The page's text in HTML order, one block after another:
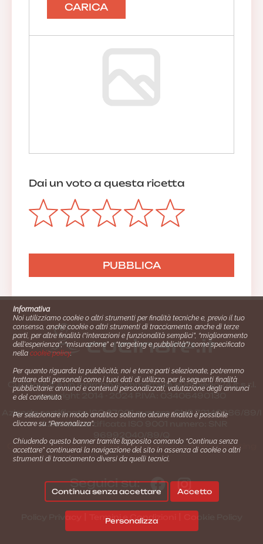
CARICA
Dai un voto a questa ricetta
Cucinare.it è un marchio commerciale di Impiego24.it s.r.l.
copyright 2014 - 2024 P.IVA: 03406490130
Azienda certiﬁcata ISO 27001 numero: SNR 73140386/89/I
- Azienda certiﬁcata ISO 9001 numero: SNR
Gestione consensi e categorie merceologiche marketing
Seguici su:
Termini e Condizioni
Informativa
Noi utilizziamo cookie o altri strumenti per finalità tecniche e, previo il tuo
consenso, anche cookie o altri strumenti di tracciamento, anche di terze
parti, per altre finalità (“interazioni e funzionalità semplici”, “miglioramento
dell'esperienza”, “misurazione” e “targeting e pubblicità”) come specificato
nellacookie policy.
Per quanto riguarda la pubblicità, noi e terze parti selezionate, potremmo
trattare dati personali come i tuoi dati di utilizzo, per le seguenti finalità
pubblicitarie: annunci e contenuti personalizzati, valutazione degli annunci
e del contenuto.
Per selezionare in modo analitico soltanto alcune finalità è possibile
cliccare su “Personalizza”.
Chiudendo questo banner tramite l’apposito comando “Continua senza
accettare” continuerai la navigazione del sito in assenza di cookie o altri
strumenti di tracciamento diversi da quelli tecnici.
Personalizza
Continua senza accettare Accetto